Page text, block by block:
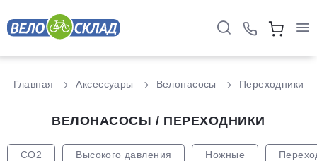
Главная Аксессуары Велонасосы Переходники
ВЕЛОНАСОСЫ / ПЕРЕХОДНИКИ
CO2 Высокого давления Ножные